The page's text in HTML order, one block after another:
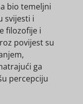
bio temeljni
svijesti i
filozofije i
povijest su
ga
percepciju